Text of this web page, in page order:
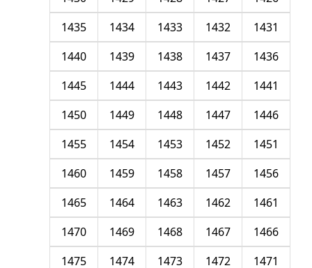
1431
1432
1433
1434
1435
1436
1437
1438
1439
1440
1441
1442
1443
1444
1445
1446
1447
1448
1449
1450
1451
1452
1453
1454
1455
1456
1457
1458
1459
1460
1461
1462
1463
1464
1465
1466
1467
1468
1469
1470
1471
1472
1473
1474
1475